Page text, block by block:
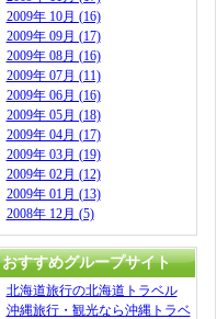
2009年 10月 (16)
2009年 09月 (17)
2009年 08月 (16)
2009年 07月 (11)
2009年 06月 (16)
2009年 05月 (18)
2009年 04月 (17)
2009年 03月 (19)
2009年 02月 (12)
2009年 01月 (13)
2008年 12月 (5)
おすすめグループサイト
北海道旅行の北海道トラベル
沖縄旅行・観光なら沖縄トラベ